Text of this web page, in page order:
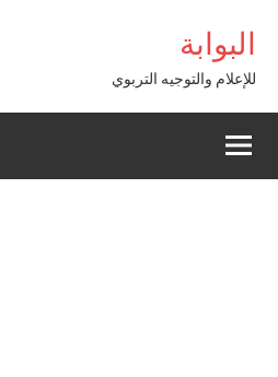
contenu
البوابة
للإعلام والتوجيه التربوي